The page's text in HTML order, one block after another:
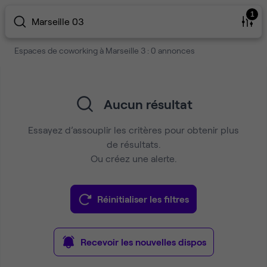
Marseille 03
1
Espaces de coworking à Marseille 3 : 0 annonces
Aucun résultat
Essayez d’assouplir les critères pour obtenir plus
de résultats.
Ou créez une alerte.
Réinitialiser les filtres
Recevoir les nouvelles dispos